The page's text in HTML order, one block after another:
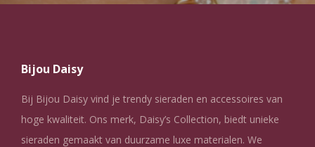
Bijou Daisy
Bij Bijou Daisy vind je trendy sieraden en accessoires van
hoge kwaliteit. Ons merk, Daisy’s Collection, biedt unieke
sieraden gemaakt van duurzame luxe materialen. We